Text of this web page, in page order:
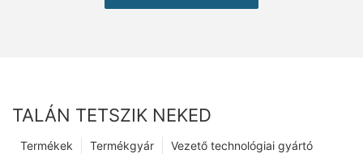
TALÁN TETSZIK NEKED
Vezető technológiai gyártó
Termékgyár
Termékek